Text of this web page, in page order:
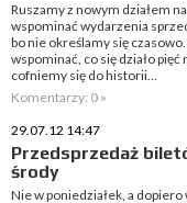
Ruszamy z nowym działem
wspominać wydarzenia
bo nie określamy się
wspominać, co się działo
cofniemy się do historii...
Komentarzy: 0 »
29.07.12 14:47
Przedsprzedaż
środy
Nie w poniedziałek, a